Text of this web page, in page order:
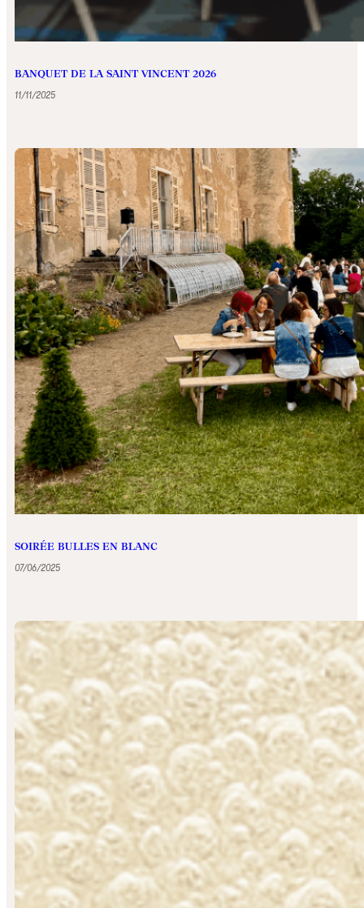
BANQUET DE LA SAINT VINCENT 2026
11/11/2025
SOIRÉE BULLES EN BLANC
07/06/2025